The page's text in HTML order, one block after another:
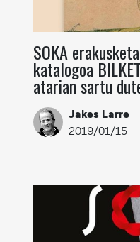
SOKA
katalogoa
atarian sartu
Jakes Larre
2019/01/15